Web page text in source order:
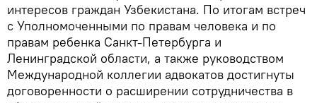
интересов граждан Узбекистана. По итогам встреч
с Уполномоченными по правам человека и по
правам ребенка Санкт-Петербурга и
Ленинградской области, а также руководством
Международной коллегии адвокатов достигнуты
договоренности о расширении сотрудничества в